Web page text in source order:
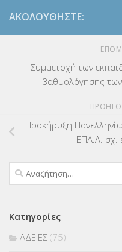
ΑΚΟΛΟΥΘΉΣΤΕ:
Συμμετοχή των
βαθμολόγησης
Προκήρυξη
ΕΠΑ.Λ. σχ.
Αναζήτηση
για:
Κατηγορίες
ΑΔΕΙΕΣ (75)